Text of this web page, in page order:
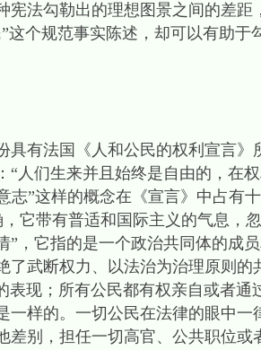
法勾勒出的理想图景之间的差距
个规范事实陈述，却可以有助于
有法国《人和公民的权利宣言》
人们生来并且始终是自由的，在
志”这样的概念在《宣言》中占有
它带有普适和国际主义的气息，
”，它指的是一个政治共同体的成
武断权力、以法治为治理原则的
表现；所有公民都有权亲自或者通
样的。一切公民在法律的眼中一
别，担任一切高官、公共职位或